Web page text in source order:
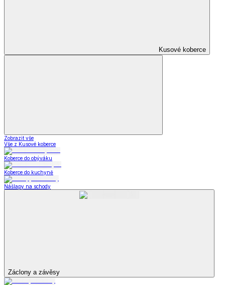
Kusové koberce
Zobrazit vše
Vše z Kusové koberce
Koberce do obýváku
Koberce do kuchyně
Nášlapy na schody
Záclony a závěsy